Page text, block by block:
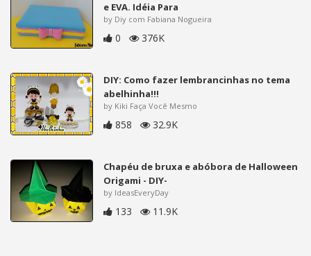
e EVA. Idéia Para
by Diy com Fabiana Nogueira
0 376K
DIY: Como fazer lembrancinhas no tema
abelhinha!!!
by Kiki Faça Você Mesmo
858 32.9K
Chapéu de bruxa e abóbora de Halloween
Origami - DIY-
by IdeasEveryDay
133 11.9K